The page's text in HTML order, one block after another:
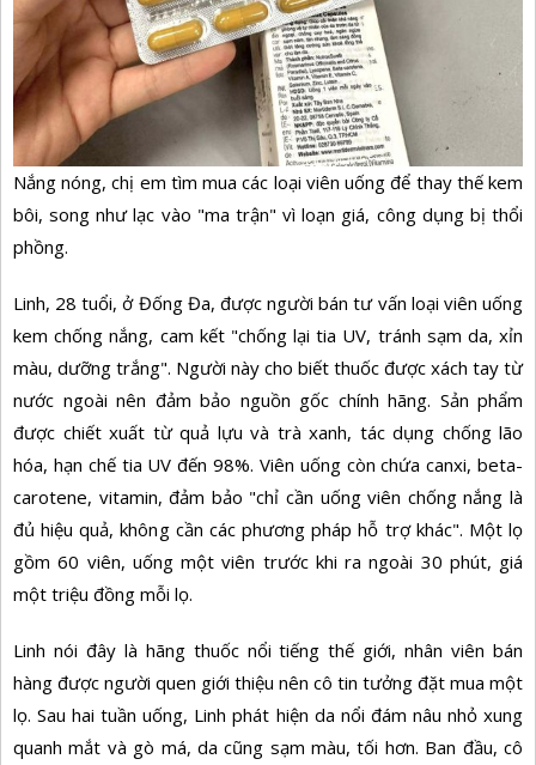
Nắng nóng, chị em tìm mua các loại viên uống để thay thế kem
bôi, song như lạc vào "ma trận" vì loạn giá, công dụng bị thổi
phồng.
Linh, 28 tuổi, ở Đống Đa, được người bán tư vấn loại viên uống
kem chống nắng, cam kết "chống lại tia UV, tránh sạm da, xỉn
màu, dưỡng trắng". Người này cho biết thuốc được xách tay từ
nước ngoài nên đảm bảo nguồn gốc chính hãng. Sản phẩm
được chiết xuất từ quả lựu và trà xanh, tác dụng chống lão
hóa, hạn chế tia UV đến 98%. Viên uống còn chứa canxi, beta-
carotene, vitamin, đảm bảo "chỉ cần uống viên chống nắng là
đủ hiệu quả, không cần các phương pháp hỗ trợ khác". Một lọ
gồm 60 viên, uống một viên trước khi ra ngoài 30 phút, giá
một triệu đồng mỗi lọ.
Linh nói đây là hãng thuốc nổi tiếng thế giới, nhân viên bán
hàng được người quen giới thiệu nên cô tin tưởng đặt mua một
lọ. Sau hai tuần uống, Linh phát hiện da nổi đám nâu nhỏ xung
quanh mắt và gò má, da cũng sạm màu, tối hơn. Ban đầu, cô